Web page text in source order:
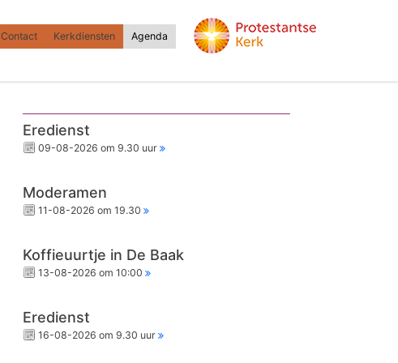
Contact Kerkdiensten Agenda
Eredienst
09-08-2026 om 9.30 uur
Moderamen
11-08-2026 om 19.30
Koffieuurtje in De Baak
13-08-2026 om 10:00
Eredienst
16-08-2026 om 9.30 uur